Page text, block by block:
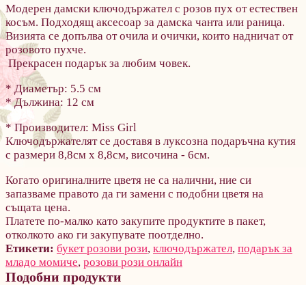
Модерен дамски ключодържател с розов пух от естествен
косъм. Подходящ аксесоар за дамска чанта или раница.
Визията се допълва от очила и очички, които надничат от
розовото пухче.
Прекрасен подарък за любим човек.
* Диаметър: 5.5 см
* Дължина: 12 см
* Производител: Miss Girl
Ключодържателят се доставя в луксозна подаръчна кутия
с размери 8,8см х 8,8см, височина - 6см.
Когато оригиналните цветя не са налични, ние си
запазваме правото да ги замени с подобни цветя на
същата цена.
Платете по-малко като закупите продуктите в пакет,
отколкото ако ги закупувате поотделно.
Етикети: букет розови рози, ключодържател, подарък за
младо момиче, розови рози онлайн
Подобни продукти